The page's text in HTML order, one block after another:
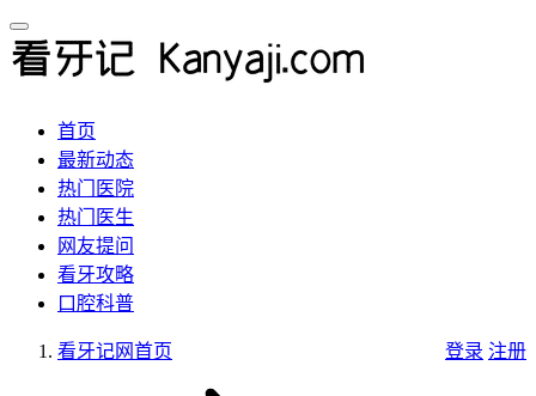
首页
最新动态
热门医院
热门医生
网友提问
看牙攻略
口腔科普
登录 注册
看牙记网首页